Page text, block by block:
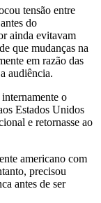
tensão entre
do
ainda evitavam
que mudanças na
em razão das
audiência.
o
Estados Unidos
e retornasse ao
americano com
precisou
antes de ser